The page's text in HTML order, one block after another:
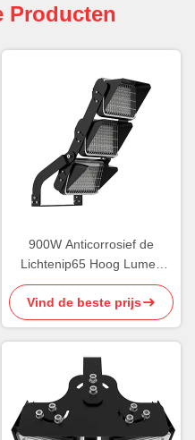
Producten
900W Anticorrosief de
Lichtenip65 Hoog Lumen
van de sporten
Openluchtvloed
Vind de beste prijs